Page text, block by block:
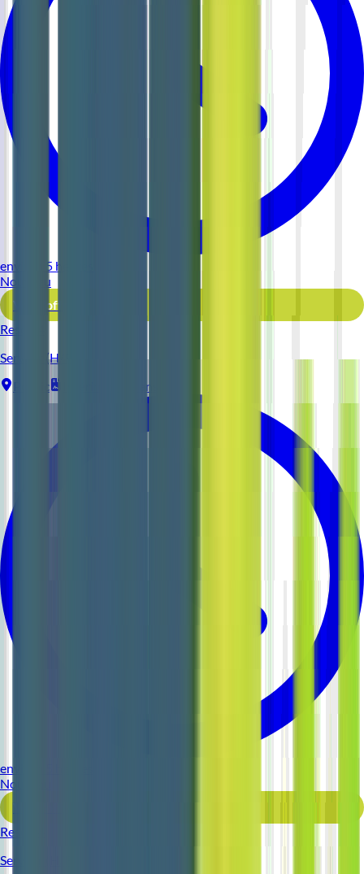
environ 5 heures
Nouveau
Voir l'offre
Reso 44
Serveur (H/F)
Pornic
1-2 ans
environ 5 heures
Nouveau
Reso 44
Serveur (H/F)